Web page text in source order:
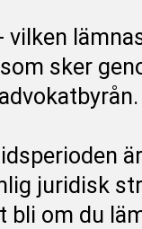
vilken
sker
juridisk
bli om du